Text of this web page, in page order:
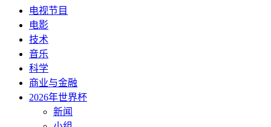
电视节目
电影
技术
音乐
科学
商业与金融
2026年世界杯
新闻